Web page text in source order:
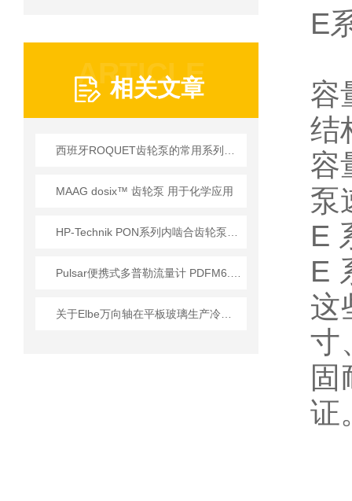
ARTICLE
相关文章
MAAG dosix™ 齿轮泵 用于化学应用
E
容
结
容
泵
E
E
这
寸
证